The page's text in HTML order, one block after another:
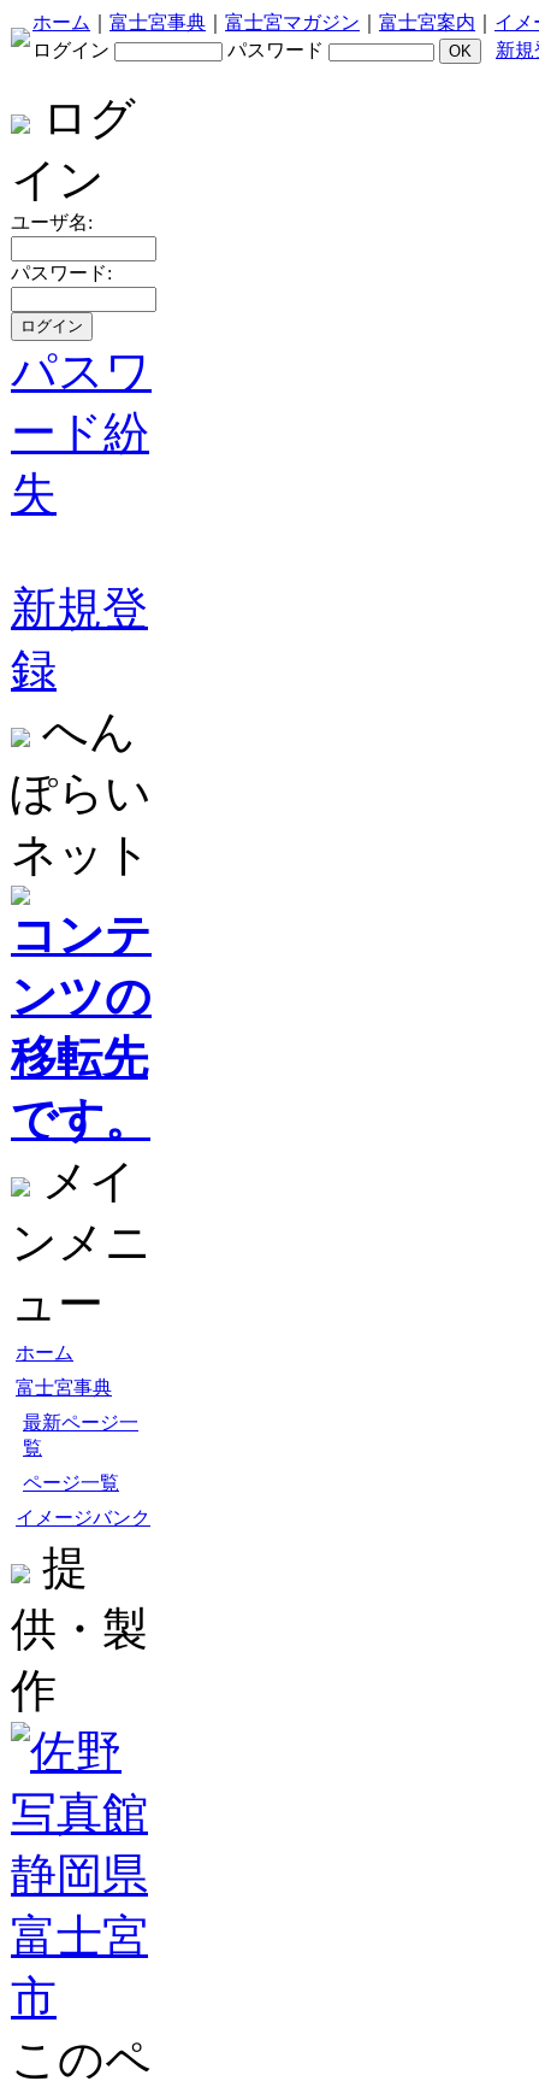
ホーム 富士宮事典 富士宮マガジン 富士宮案内
イメ
ログイン
パスワード 新規
ログ
イン
ユーザ名:
パスワード:
パスワ
ード紛
失
新規登
録
へん
ぽらい
ネット
コンテ
ンツの
移転先
です。
メイ
ンメニ
ュー
ホーム
富士宮事典
最新ページ一
覧
ページ一覧
イメージバンク
提
供・製
作
このペ